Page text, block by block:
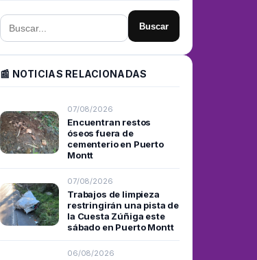
Buscar
📰 NOTICIAS RELACIONADAS
07/08/2026
Encuentran restos
óseos fuera de
cementerio en Puerto
Montt
07/08/2026
Trabajos de limpieza
restringirán una pista de
la Cuesta Zúñiga este
sábado en Puerto Montt
06/08/2026